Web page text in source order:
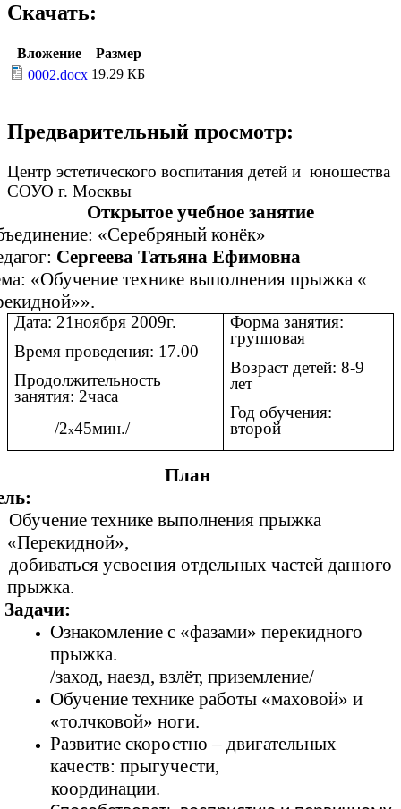
Скачать:
Вложение
Размер
0002.docx 19.29 КБ
Предварительный просмотр:
Центр эстетического воспитания детей и юношества
СОУО г. Москвы
Открытое учебное занятие
«Серебряный конёк»
Сергеева Татьяна Ефимовна
«Обучение технике выполнения прыжка «
Дата: 21ноября 2009г.
Время проведения: 17.00
Продолжительность
занятия: 2часа
/2х45мин./
Форма занятия:
групповая
Возраст детей: 8-9
лет
Год обучения:
второй
План
технике выполнения прыжка
«Перекидной»,
усвоения отдельных частей данного
прыжка.
Задачи:
Ознакомление с «фазами» перекидного
прыжка.
/заход, наезд, взлёт, приземление/
Обучение технике работы «маховой» и
«толчковой» ноги.
Развитие скоростно – двигательных
качеств: прыгучести,
координации.